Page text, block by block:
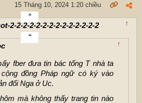
15 Tháng 10, 2024 1:20 chiều
2-2-2-2-2-2-2-2-2-2-2-2-2-2 ↑
↑
fber đưa tin bác tổng T nhà ta
đồng Pháp ngữ có ký vào
đối Nga ở Uc.
mà không thấy trang tin nào